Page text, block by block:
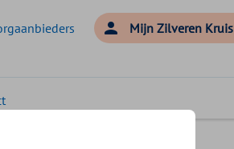
Mijn Zilveren Kruis